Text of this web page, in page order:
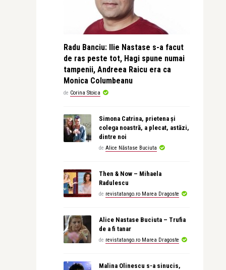
Radu Banciu: Ilie Nastase s-a facut
de ras peste tot, Hagi spune numai
tampenii, Andreea Raicu era ca
Monica Columbeanu
de Corina Stoica
Simona Catrina, prietena și
colega noastră, a plecat, astăzi,
dintre noi
de Alice Năstase Buciuta
Then & Now – Mihaela
Radulescu
de revistatango.ro Marea Dragoste
Alice Nastase Buciuta – Trufia
de a fi tanar
de revistatango.ro Marea Dragoste
Malina Olinescu s-a sinucis,